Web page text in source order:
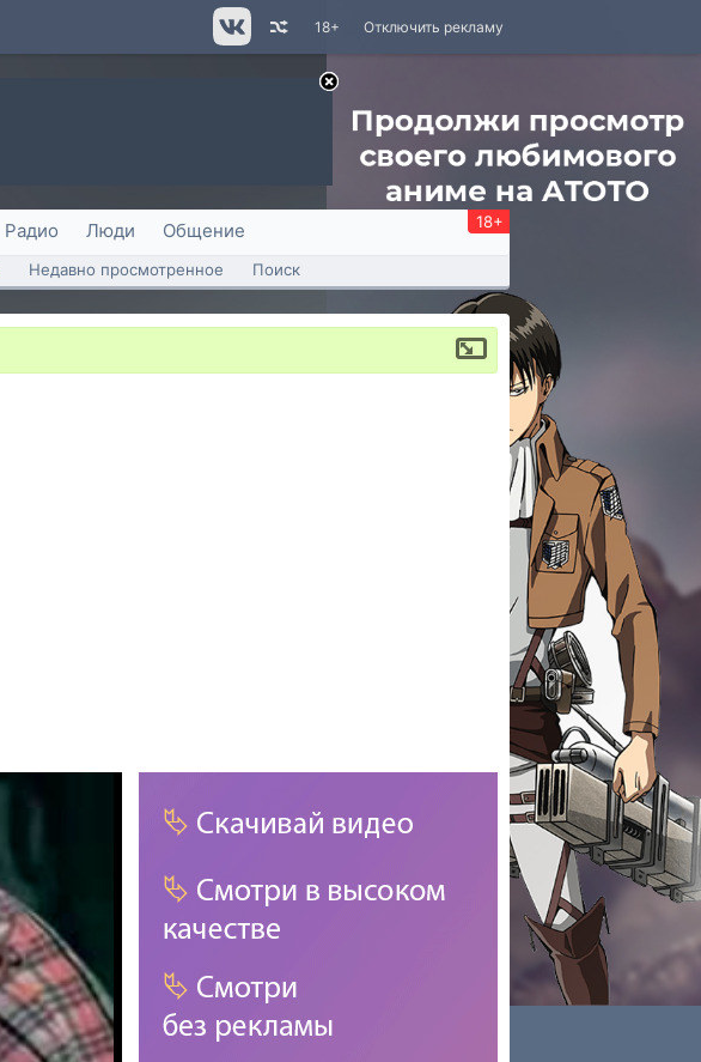
Отключить рекламу
18+
Радио Люди Общение 18+
Недавно просмотренное Поиск